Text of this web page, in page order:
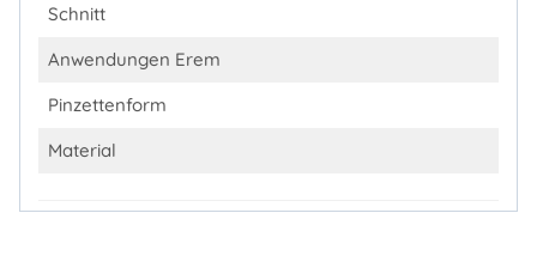
Schnitt
Anwendungen Erem
Pinzettenform
Material